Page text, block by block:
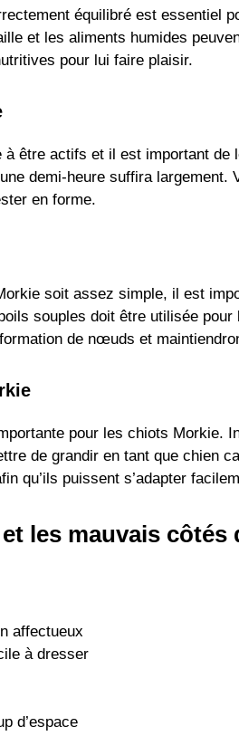
équilibré est essentiel
et les aliments humides
pour lui faire plaisir.
à être actifs et il est important
demi-heure suffira
en forme.
soit assez simple, il est
souples doit être utilisée
de nœuds et
pour les chiots Morkie.
de grandir en tant que chien
qu’ils puissent s’adapter
les mauvais côtés
affectueux
à dresser
d’espace